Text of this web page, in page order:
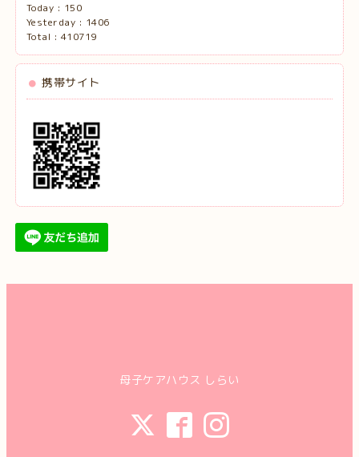
Today : 150
Yesterday : 1406
Total : 410719
携帯サイト
母子ケアハウス しらい